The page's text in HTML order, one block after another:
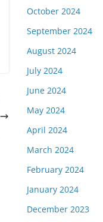
October 2024
September 2024
August 2024
July 2024
June 2024
May 2024
April 2024
March 2024
February 2024
January 2024
December 2023